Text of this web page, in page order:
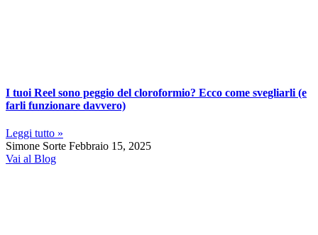
I tuoi Reel sono peggio del cloroformio? Ecco come svegliarli (e
farli funzionare davvero)
Leggi tutto »
Simone Sorte Febbraio 15, 2025
Vai al Blog